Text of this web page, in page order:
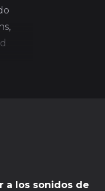
a los sonidos de